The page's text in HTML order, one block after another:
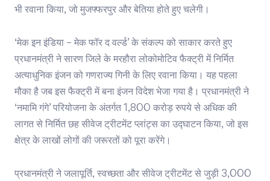
भी रवाना किया, जो मुजफ्फरपुर और बेतिया होते हुए चलेगी।
‘मेक इन इंडिया – मेक फॉर द वर्ल्ड’ के संकल्प को साकार करते हुए
प्रधानमंत्री ने सारण जिले के मरहौरा लोकोमोटिव फैक्ट्री में निर्मित
अत्याधुनिक इंजन को गणराज्य गिनी के लिए रवाना किया। यह पहला
मौका है जब इस फैक्ट्री में बना इंजन विदेश भेजा गया है। प्रधानमंत्री ने
‘नमामि गंगे’ परियोजना के अंतर्गत 1,800 करोड़ रुपये से अधिक की
लागत से निर्मित छह सीवेज ट्रीटमेंट प्लांट्स का उद्घाटन किया, जो इस
क्षेत्र के लाखों लोगों की जरूरतों को पूरा करेंगे।
प्रधानमंत्री ने जलापूर्ति, स्वच्छता और सीवेज ट्रीटमेंट से जुड़ी 3,000